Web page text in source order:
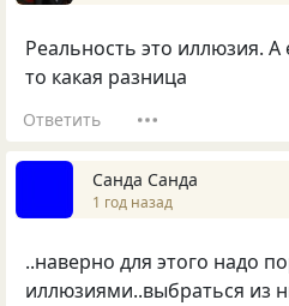
Реальность это иллюзия.
то какая разница
Ответить
Санда Санда
1 год назад
..наверно для этого надо
иллюзиями..выбраться из